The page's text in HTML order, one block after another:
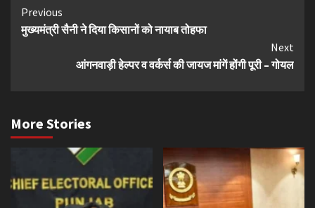
Continue
Reading
Previous
मुख्यमंत्री सैनी ने दिया किसानों को नायाब तोहफा
Next
आंगनवाड़ी हेल्पर व वर्कर्स की जायज मांगें होंगी पूरी – गोयल
More Stories